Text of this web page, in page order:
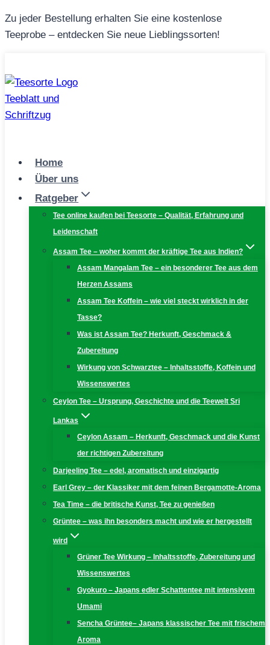
Zum
Inhalt
Zu jeder Bestellung erhalten Sie eine kostenlose
Teeprobe – entdecken Sie neue Lieblingssorten!
Home
Über uns
Ratgeber
Tee online kaufen bei Teesorte – Qualität, Erfahrung und
Leidenschaft
Assam Tee – woher kommt der kräftige Tee aus Indien?
Assam Mangalam Tee – ein besonderer Tee aus dem
Herzen Assams
Assam Tee Koffein – wie viel steckt wirklich in der
Tasse?
Was ist Assam Tee? Herkunft, Geschmack &
Zubereitung
Wirkung von Schwarztee – Inhaltsstoffe, Koffein und
Wissenswertes
Ceylon Tee – Ursprung, Geschichte und die Teewelt Sri
Lankas
Ceylon Assam – Herkunft, Geschmack und die Kunst
der richtigen Zubereitung
Darjeeling Tee – edel, aromatisch und einzigartig
Earl Grey – der Klassiker mit dem feinen Bergamotte-Aroma
Tea Time – die britische Kunst, Tee zu genießen
Grüntee – was ihn besonders macht und wie er hergestellt
wird
Grüner Tee Wirkung – Inhaltsstoffe, Zubereitung und
Wissenswertes
Gyokuro – Japans edler Schattentee mit intensivem
Umami
Sencha Grüntee– Japans klassischer Tee mit frischem
Aroma